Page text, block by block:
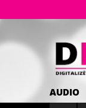
AUDIO